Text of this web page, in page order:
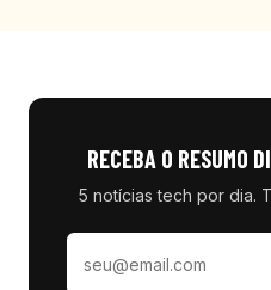
RECEBA O RESUMO
5 notícias tech por dia.